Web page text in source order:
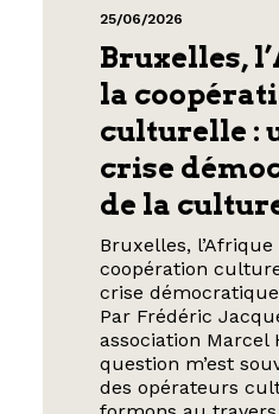
25/06/2026
Bruxelles,
la
culturelle :
crise
de la
Bruxelles,
coopération
crise
Par Frédéric
association Marcel
question m’est
des opérateurs